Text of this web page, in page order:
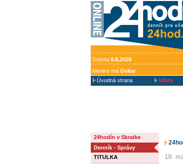
Sobota 8.8.2026
Meniny má Oskar
Úvodná strana
Včera
24hodín v Skratke
Denník - Správy
TITULKA
19.